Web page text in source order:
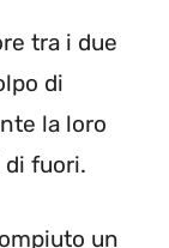
tra i due
di
la loro
di fuori.
un